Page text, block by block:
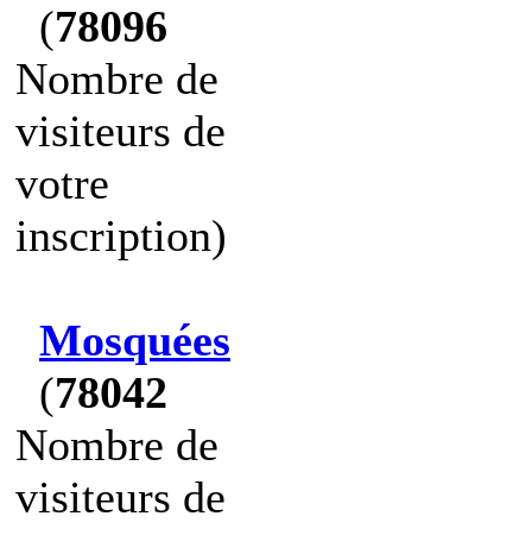
(78096
Nombre de
visiteurs de
votre
inscription)
Mosquées
(78042
Nombre de
visiteurs de